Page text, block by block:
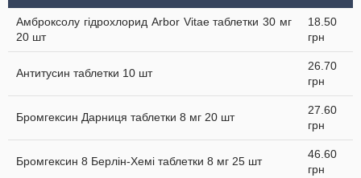
Амброксолу гідрохлорид Arbor Vitae таблетки 30 мг
20 шт
18.50
грн
Антитусин таблетки 10 шт
26.70
грн
Бромгексин Дарниця таблетки 8 мг 20 шт
27.60
грн
Бромгексин 8 Берлін-Хемі таблетки 8 мг 25 шт
46.60
грн